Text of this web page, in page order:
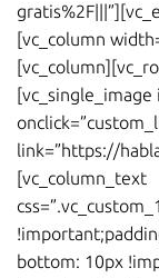
[vc_column
[vc_single_image
link=”https://
[vc_column_text
bottom: 10px